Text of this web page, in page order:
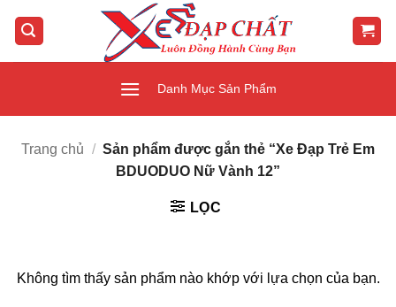
qua
Danh Mục Sản Phẩm
Trang chủ / Sản phẩm được gắn thẻ “Xe Đạp Trẻ Em
BDUODUO Nữ Vành 12”
LỌC
Không tìm thấy sản phẩm nào khớp với lựa chọn của bạn.